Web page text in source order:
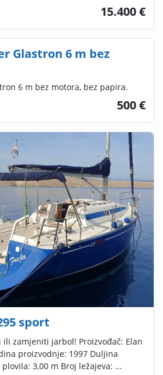
15.400 €
Glastron 6 m bez
6 m bez motora, bez papira.
500 €
sport
zamjeniti jarbol! Proizvođač: Elan
proizvodnje: 1997 Duljina
3,00 m Broj ležajeva: ...